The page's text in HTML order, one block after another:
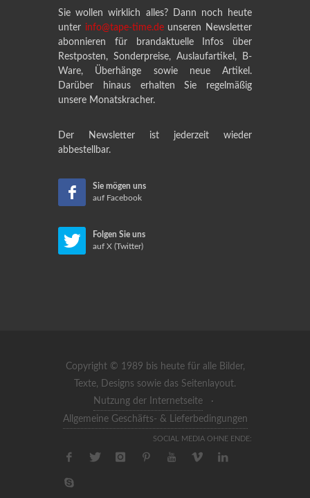
Sie wollen wirklich alles? Dann noch heute
unter info@tape-time.deunseren Newsletter
abonnieren für brandaktuelle Infos über
Restposten, Sonderpreise, Auslaufartikel, B-
Ware, Überhänge sowie neue Artikel.
Darüber hinaus erhalten Sie regelmäßig
unsere Monatskracher.
Der Newsletter ist jederzeit wieder
abbestellbar.
Sie mögen uns
auf Facebook
Folgen Sie uns
auf X (Twitter)
Copyright © 1989 bis heute für alle Bilder,
Texte, Designs sowie das Seitenlayout.
Nutzung der Internetseite
·
Allgemeine Geschäfts- & Lieferbedingungen
SOCIAL MEDIA OHNE ENDE: